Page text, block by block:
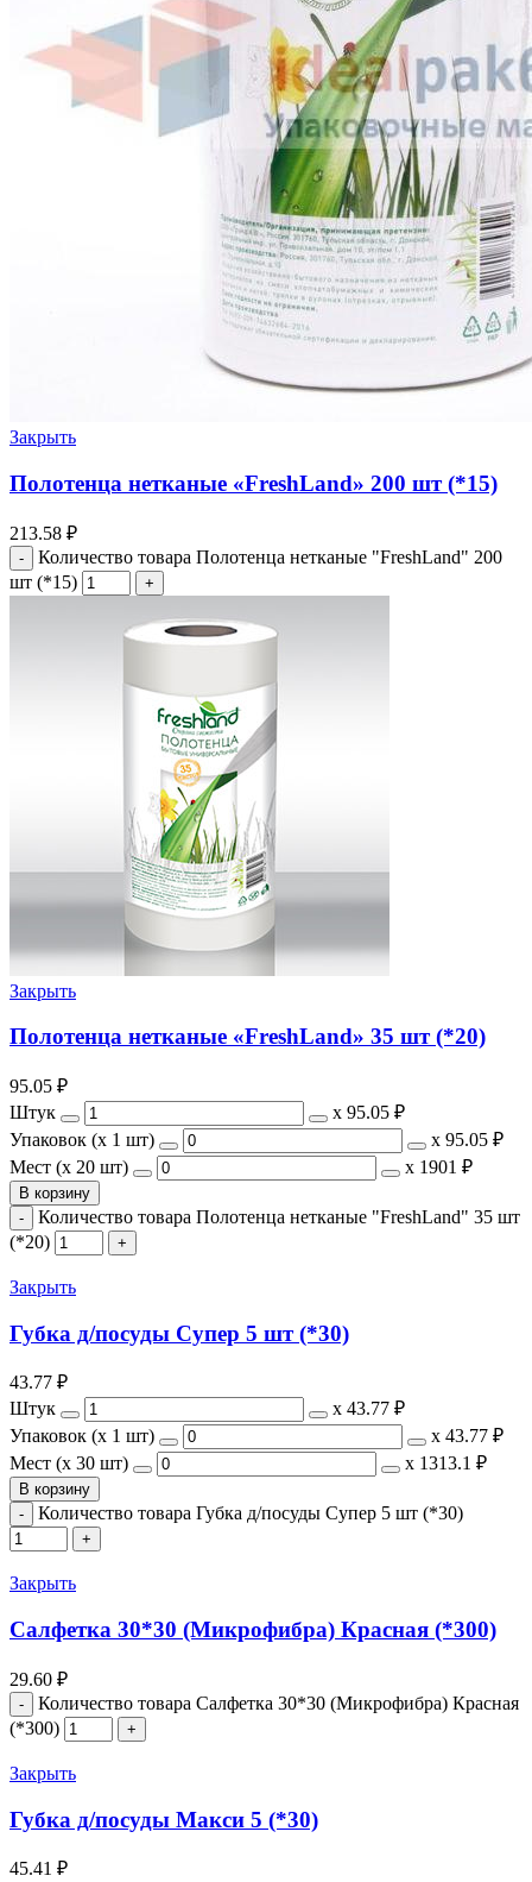
Закрыть
Полотенца нетканые «FreshLand» 200 шт (*15)
213.58 ₽
Количество товара Полотенца нетканые "FreshLand" 200
шт (*15)
Закрыть
Полотенца нетканые «FreshLand» 35 шт (*20)
95.05 ₽
Штук
х 95.05 ₽
Упаковок (x 1 шт)
х 95.05 ₽
Мест (x 20 шт)
х 1901 ₽
В корзину
Количество товара Полотенца нетканые "FreshLand" 35 шт
(*20)
Закрыть
Губка д/посуды Супер 5 шт (*30)
43.77 ₽
Штук
х 43.77 ₽
Упаковок (x 1 шт)
х 43.77 ₽
Мест (x 30 шт)
х 1313.1 ₽
В корзину
Количество товара Губка д/посуды Супер 5 шт (*30)
Закрыть
Салфетка 30*30 (Микрофибра) Красная (*300)
29.60 ₽
Количество товара Салфетка 30*30 (Микрофибра) Красная
(*300)
Закрыть
Губка д/посуды Макси 5 (*30)
45.41 ₽